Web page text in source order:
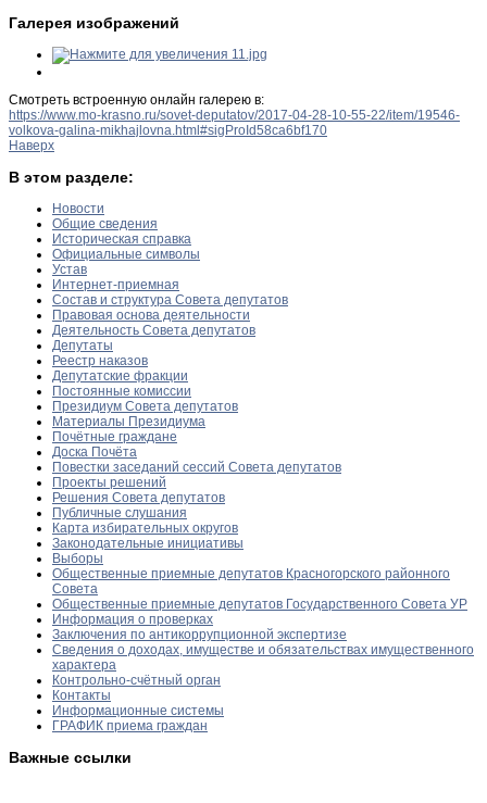
Галерея изображений
Смотреть встроенную онлайн галерею в:
https://www.mo-krasno.ru/sovet-deputatov/2017-04-28-10-55-22/item/19546-
volkova-galina-mikhajlovna.html#sigProId58ca6bf170
Наверх
В этом разделе:
Новости
Общие сведения
Историческая справка
Официальные символы
Устав
Интернет-приемная
Состав и структура Совета депутатов
Правовая основа деятельности
Деятельность Совета депутатов
Депутаты
Реестр наказов
Депутатские фракции
Постоянные комиссии
Президиум Совета депутатов
Материалы Президиума
Почётные граждане
Доска Почёта
Повестки заседаний сессий Совета депутатов
Проекты решений
Решения Совета депутатов
Публичные слушания
Карта избирательных округов
Законодательные инициативы
Выборы
Общественные приемные депутатов Красногорского районного
Совета
Общественные приемные депутатов Государственного Совета УР
Информация о проверках
Заключения по антикоррупционной экспертизе
Сведения о доходах, имуществе и обязательствах имущественного
характера
Контрольно-счётный орган
Контакты
Информационные системы
ГРАФИК приема граждан
Важные ссылки